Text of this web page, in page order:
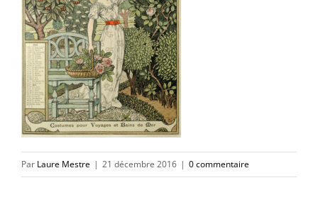
Par Laure Mestre | 21 décembre 2016 | 0 commentaire